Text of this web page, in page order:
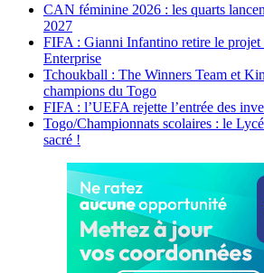
CAN féminine 2026 : les quarts
2027
FIFA : Gianni Infantino retire le
Enterprise
Tchoukball : The Winners Team et
champions du Togo
FIFA : l’UEFA rejette l’entrée des
Togo/Championnats scolaires : le
sacré !